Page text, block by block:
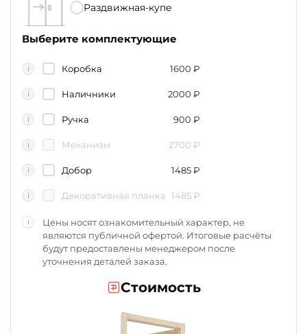
Раздвижная-купе
Выберите комплектующие
i Коробка 1600 ₽
i Наличники 2000 ₽
i Ручка 900 ₽
i Механизм 2700 ₽
i Добор 1485₽
i Декоративная планка 1485 ₽
i
Цены носят ознакомительный характер, не
являются публичной офертой. Итоговые расчёты
будут предоставлены менеджером после
уточнения деталей заказа.
Стоимость